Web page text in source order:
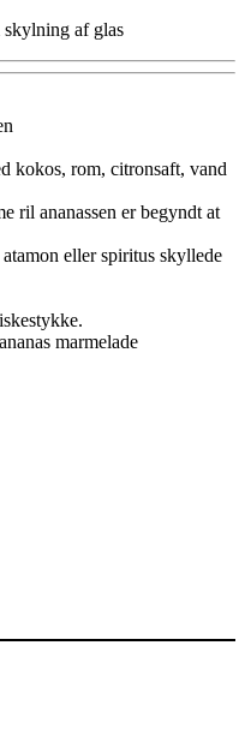
af glas
kokos, rom, citronsaft, vand
ril ananassen er begyndt at
eller spiritus skyllede
marmelade